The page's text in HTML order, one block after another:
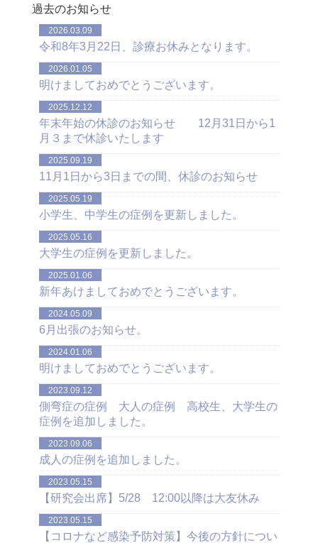
過去のお知らせ
2026.03.09
令和8年3月22日、診療お休みとなります。
2026.01.05
明けましておめでとうございます。
2025.12.12
年末年始の休診のお知らせ 12月31日から1
月３まで休診いたします
2025.09.19
11月1日から3日までの間、休診のお知らせ
2025.05.19
小学生、中学生の症例を更新しました。
2025.05.16
大学生の症例を更新しました。
2025.01.06
新年あけましておめでとうございます。
2024.05.09
6月出張のお知らせ。
2024.01.06
明けましておめでとうございます。
2023.09.12
側弯症の症例 大人の症例 高校生、大学生の
症例を追加しました。
2023.09.06
成人の症例を追加しました。
2023.05.15
【研究会出席】5/28 12:00以降は大友休み
2023.05.15
【コロナなど感染予防対策】今後の方針につい